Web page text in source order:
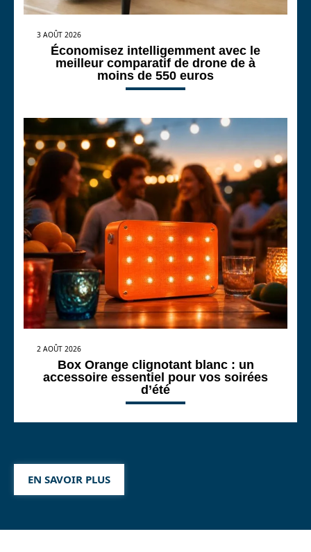
3 AOÛT 2026
Économisez intelligemment avec le
meilleur comparatif de drone de à
moins de 550 euros
2 AOÛT 2026
Box Orange clignotant blanc : un
accessoire essentiel pour vos soirées
d’été
EN SAVOIR PLUS